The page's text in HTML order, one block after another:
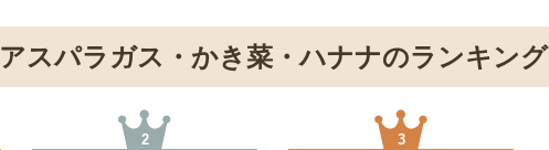
アスパラガス・かき菜・ハナナのランキング
2 3